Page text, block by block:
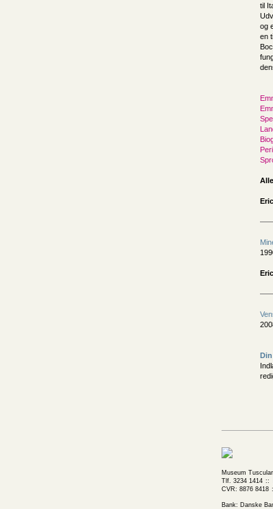
til
og
en
Museum
Tlf. 3234 1414
CVR: 8876 8418
Bank: Danske